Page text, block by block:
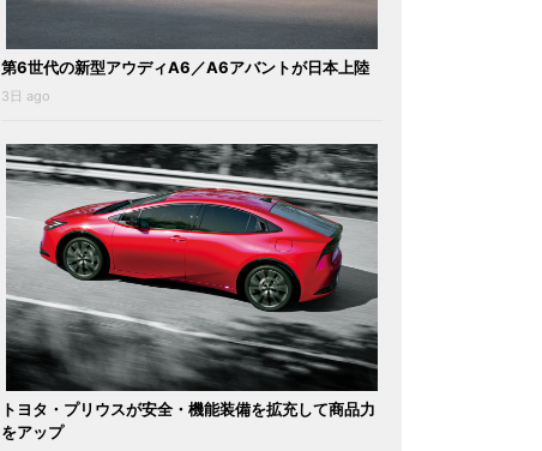
第6世代の新型アウディA6／A6アバントが日本上陸
3日 ago
トヨタ・プリウスが安全・機能装備を拡充して商品力
をアップ